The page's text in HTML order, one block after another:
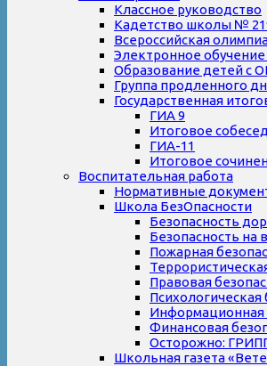
Классное руководство
Кадетство школы №
Всероссийская
Электронное
Образование детей с
Группа продленного
Государственная
ГИА 9
Итоговое
ГИА-11
Итоговое
Воспитательная работа
Нормативные
Школа БезОпасности
Безопасность
Безопасность на
Пожарная
Правовая
Психологическая
Информационная
Финансовая
Осторожно:
Школьная газета